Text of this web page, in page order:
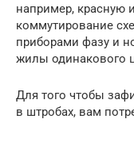
например, красную
коммутирование
приборами фазу и
жилы одинакового
Для того чтобы
в штробах, вам